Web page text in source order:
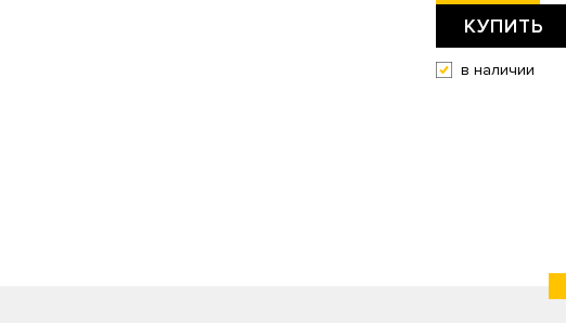
КУПИТЬ
в наличии